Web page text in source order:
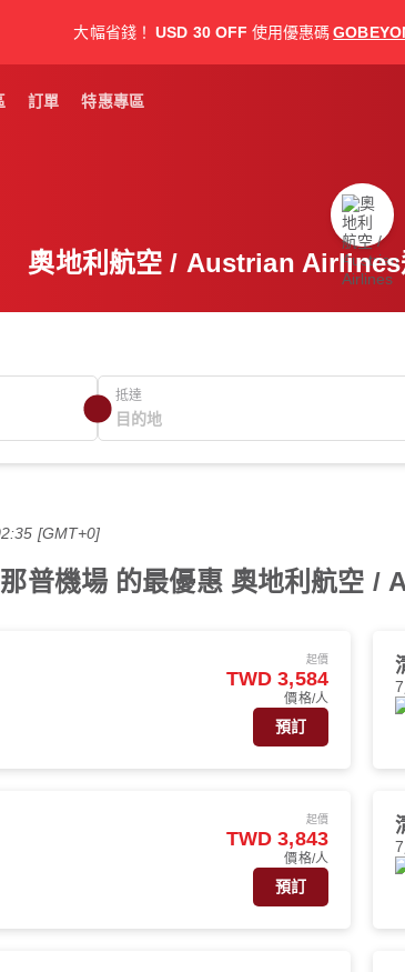
大幅省錢！ USD 30 OFF 使用優惠碼
訂單 特惠專區
奧地利航空 / Austrian Airlines
抵達
[GMT+0]
普機場 的最優惠 奧地利航空
起價
TWD 3,584
價格/人
預訂
起價
TWD 3,843
價格/人
預訂